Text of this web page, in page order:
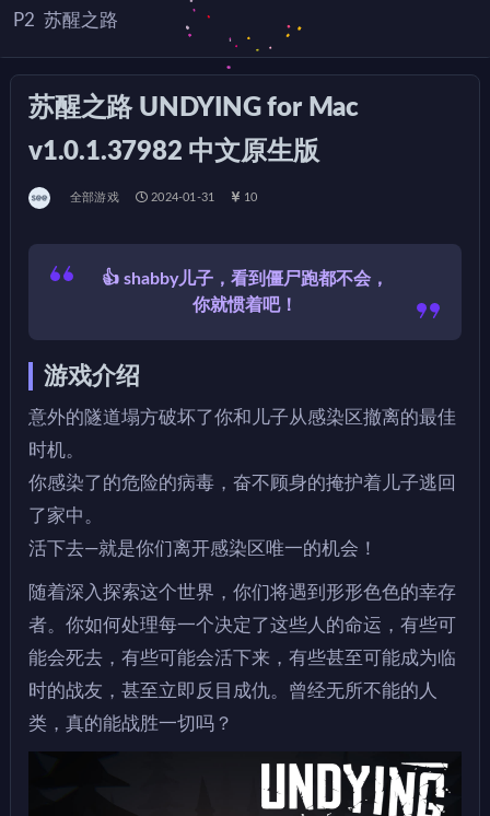
P2 苏醒之路
苏醒之路 UNDYING for Mac
v1.0.1.37982 中文原生版
全部游戏 2024-01-31 10
👍 shabby儿子，看到僵尸跑都不会，
你就惯着吧！
游戏介绍
意外的隧道塌方破坏了你和儿子从感染区撤离的最佳
时机。
你感染了的危险的病毒，奋不顾身的掩护着儿子逃回
了家中。
活下去—就是你们离开感染区唯一的机会！
随着深入探索这个世界，你们将遇到形形色色的幸存
者。你如何处理每一个决定了这些人的命运，有些可
能会死去，有些可能会活下来，有些甚至可能成为临
时的战友，甚至立即反目成仇。曾经无所不能的人
类，真的能战胜一切吗？